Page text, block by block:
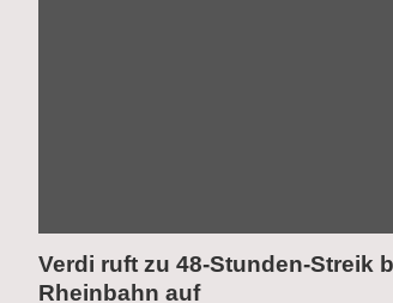
Verdi ruft zu 48-Stunden-Streik
Rheinbahn auf